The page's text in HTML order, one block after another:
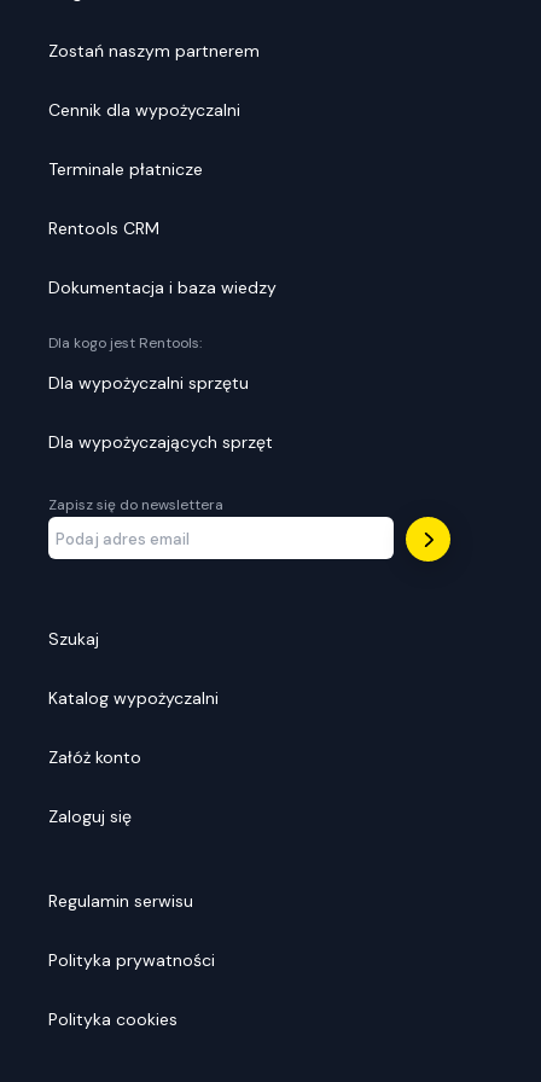
Zostań naszym partnerem
Cennik dla wypożyczalni
Terminale płatnicze
Rentools CRM
Dokumentacja i baza wiedzy
Dla kogo jest Rentools:
Dla wypożyczalni sprzętu
Dla wypożyczających sprzęt
Zapisz się do newslettera
Szukaj
Katalog wypożyczalni
Załóż konto
Zaloguj się
Regulamin serwisu
Polityka prywatności
Polityka cookies